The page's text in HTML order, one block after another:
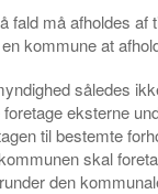
fald må afholdes
kommune at
således
eksterne
til bestemte
skal
den